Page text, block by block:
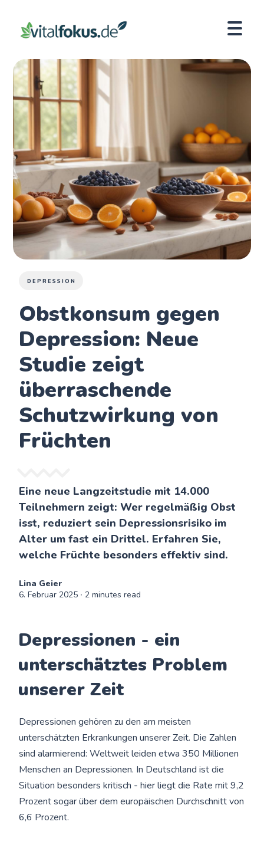
DEPRESSION
Obstkonsum gegen
Depression: Neue
Studie zeigt
überraschende
Schutzwirkung von
Früchten
Eine neue Langzeitstudie mit 14.000
Teilnehmern zeigt: Wer regelmäßig Obst
isst, reduziert sein Depressionsrisiko im
Alter um fast ein Drittel. Erfahren Sie,
welche Früchte besonders effektiv sind.
Lina Geier
6. Februar 2025 ∙ 2 minutes read
Depressionen - ein
unterschätztes Problem
unserer Zeit
Depressionen gehören zu den am meisten
unterschätzten Erkrankungen unserer Zeit. Die Zahlen
sind alarmierend: Weltweit leiden etwa 350 Millionen
Menschen an Depressionen. In Deutschland ist die
Situation besonders kritisch - hier liegt die Rate mit 9,2
Prozent sogar über dem europäischen Durchschnitt von
6,6 Prozent.